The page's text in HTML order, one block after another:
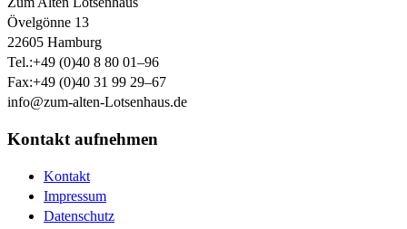
Övelgönne 13
22605 Hamburg
Tel.:+49 (0)40 8 80 01–96
Fax:+49 (0)40 31 99 29–67
info@zum-alten-Lotsenhaus.de
Kontakt aufnehmen
Kontakt
Impressum
Datenschutz